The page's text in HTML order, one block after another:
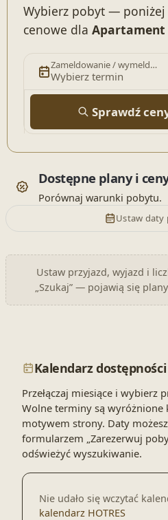
Wybierz pobyt —
cenowe dla Apartament
Zameldowanie / wymeldowanie
Wybierz termin
Sprawdź
Dostępne plany i
Porównaj warunki pobytu.
Ustaw daty
Ustaw przyjazd, wyjazd i
„Szukaj” — pojawią się
Kalendarz dostępności
Przełączaj miesiące i wybierz
Wolne terminy są
motywem strony. Daty
formularzem „Zarezerwuj
odświeżyć wyszukiwanie.
Nie udało się wczytać
kalendarz HOTRES